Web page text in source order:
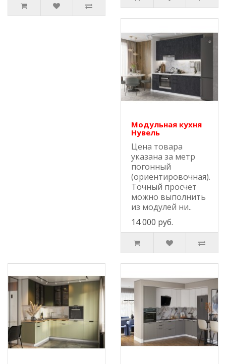
Модульная кухня
Нувель
Цена товара
указана за метр
погонный
(ориентировочная).
Точный просчет
можно выполнить
из модулей ни..
14 000 руб.